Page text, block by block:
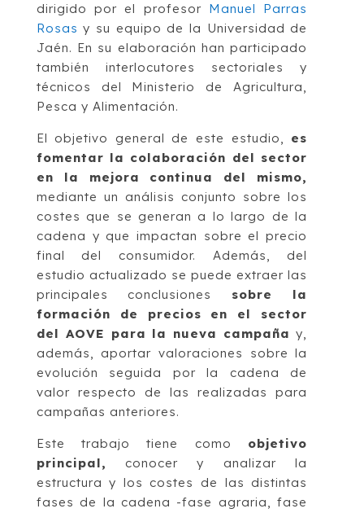
dirigido por el profesor Manuel Parras
Rosas y su equipo de la Universidad de
Jaén. En su elaboración han participado
también interlocutores sectoriales y
técnicos del Ministerio de Agricultura,
Pesca y Alimentación.
El objetivo general de este estudio, es
fomentar la colaboración del sector
en la mejora continua del mismo,
mediante un análisis conjunto sobre los
costes que se generan a lo largo de la
cadena y que impactan sobre el precio
final del consumidor. Además, del
estudio actualizado se puede extraer las
principales conclusiones sobre la
formación de precios en el sector
del AOVE para la nueva campaña y,
además, aportar valoraciones sobre la
evolución seguida por la cadena de
valor respecto de las realizadas para
campañas anteriores.
Este trabajo tiene como objetivo
principal, conocer y analizar la
estructura y los costes de las distintas
fases de la cadena -fase agraria, fase